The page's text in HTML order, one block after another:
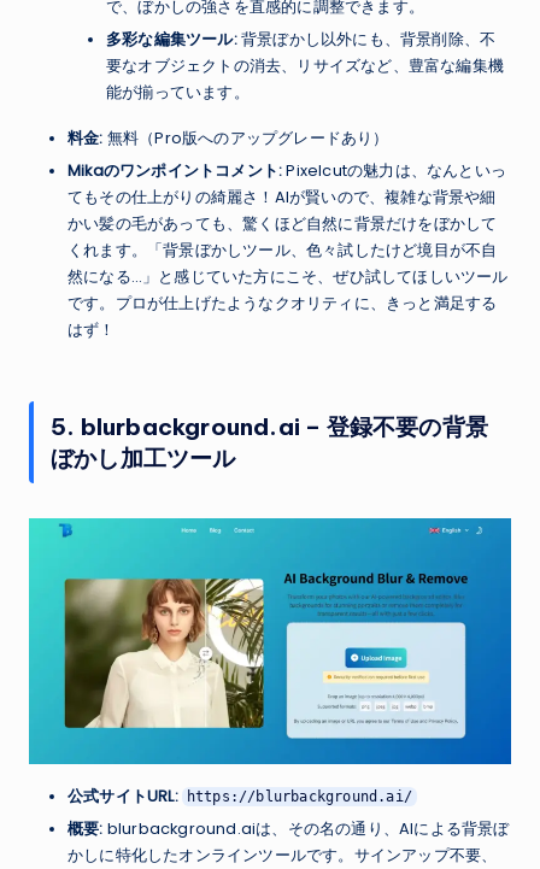
で、ぼかしの強さを直感的に調整できます。
多彩な編集ツール:背景ぼかし以外にも、背景削除、不
要なオブジェクトの消去、リサイズなど、豊富な編集機
能が揃っています。
料金: 無料（Pro版へのアップグレードあり）
Mikaのワンポイントコメント:Pixelcutの魅力は、なんといっ
てもその仕上がりの綺麗さ！AIが賢いので、複雑な背景や細
かい髪の毛があっても、驚くほど自然に背景だけをぼかして
くれます。「背景ぼかしツール、色々試したけど境目が不自
然になる…」と感じていた方にこそ、ぜひ試してほしいツール
です。プロが仕上げたようなクオリティに、きっと満足する
はず！
5. blurbackground.ai – 登録不要の背景
ぼかし加工ツール
公式サイトURL: https://blurbackground.ai/
概要: blurbackground.aiは、その名の通り、AIによる背景ぼ
かしに特化したオンラインツールです。サインアップ不要、